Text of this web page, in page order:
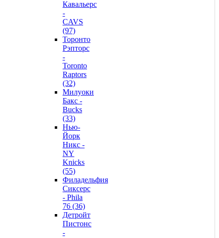
Кавальерс
-
CAVS
(97)
Торонто
Рэпторс
-
Toronto
Raptors
(32)
Милуоки
Бакс -
Bucks
(33)
Нью-
Йорк
Никс -
NY
Knicks
(55)
Филадельфия
Сиксерс
- Phila
76 (36)
Детройт
Пистонс
-